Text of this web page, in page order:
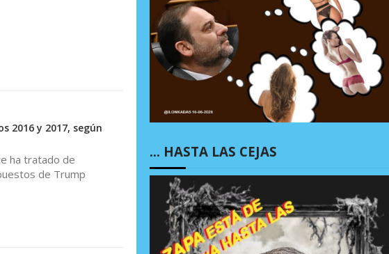
2016 y 2017, según
ha tratado de
de Trump
… HASTA LAS CEJAS